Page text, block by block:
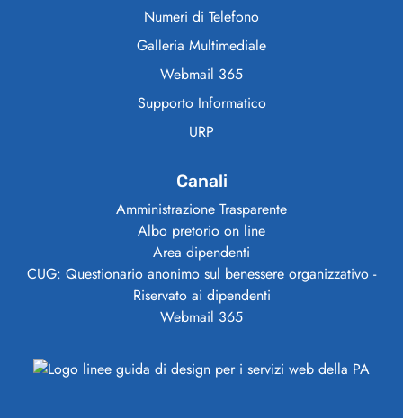
Numeri di Telefono
Galleria Multimediale
Webmail 365
Supporto Informatico
URP
Canali
Amministrazione Trasparente
Albo pretorio on line
Area dipendenti
CUG: Questionario anonimo sul benessere organizzativo -
Riservato ai dipendenti
Webmail 365